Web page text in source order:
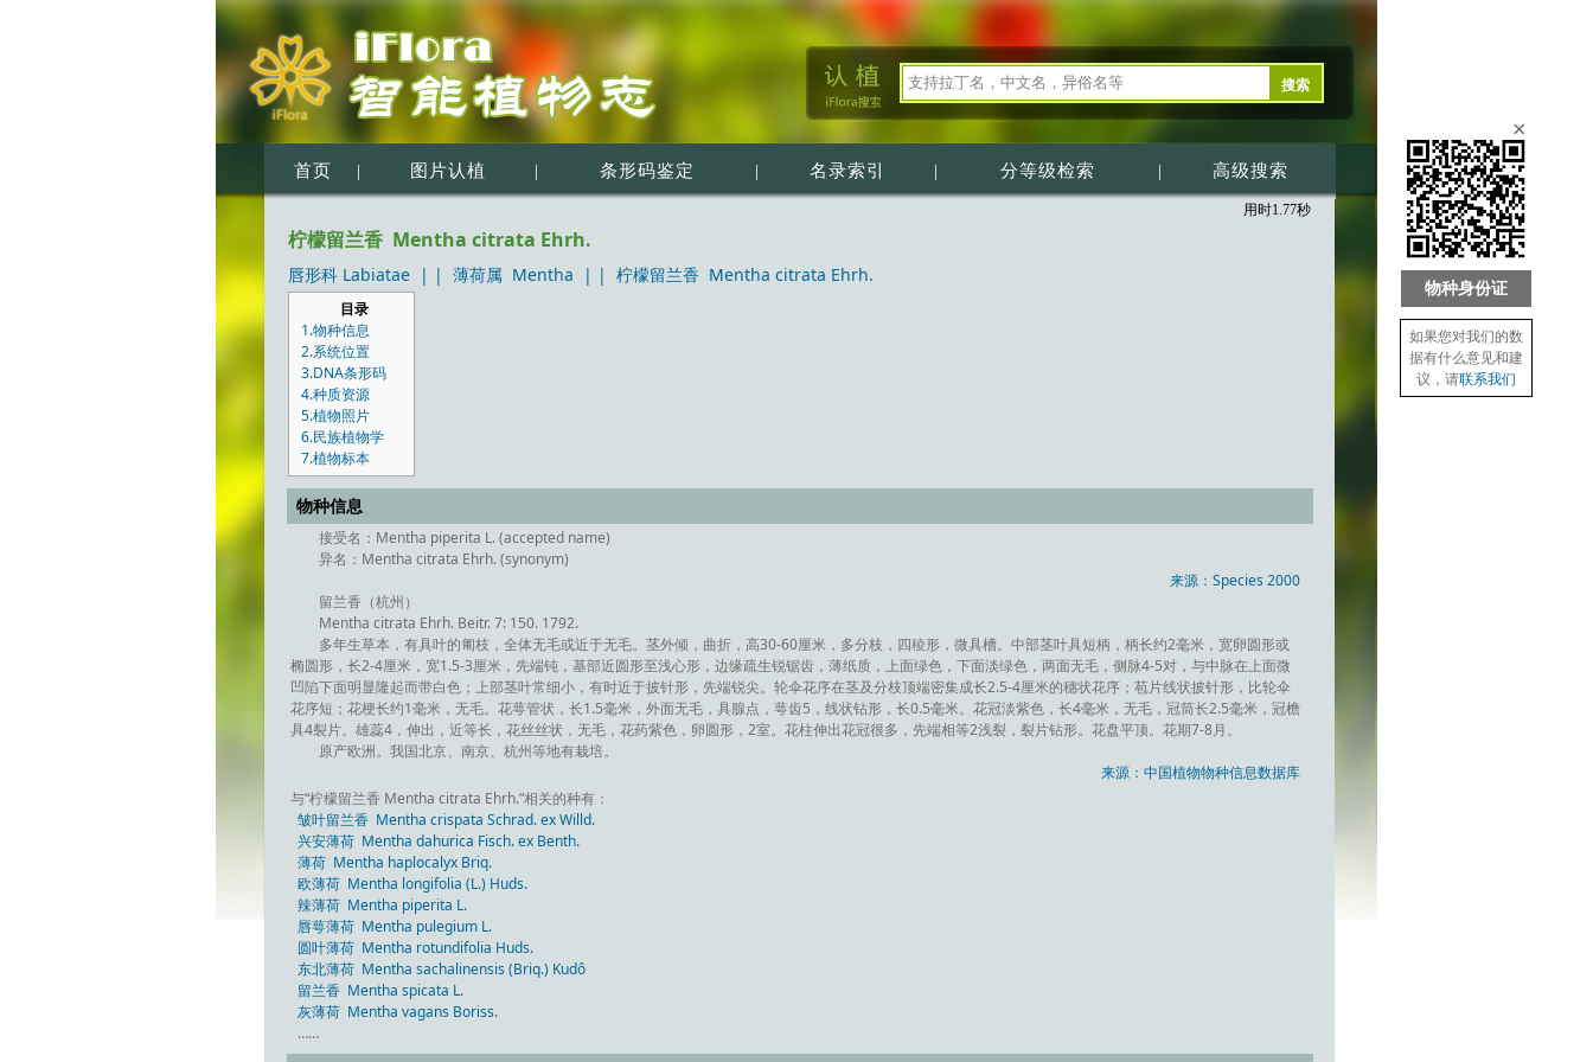
首页 | 图片认植 | 条形码鉴定 | 名录索引 | 分等级检索 | 高级搜索
用时1.77秒
柠檬留兰香 Mentha citrata Ehrh.
唇形科 Labiatae | | 薄荷属 Mentha | | 柠檬留兰香 Mentha citrata Ehrh.
目录
1.物种信息
2.系统位置
3.DNA条形码
4.种质资源
5.植物照片
6.民族植物学
7.植物标本
物种信息
接受名：Mentha piperita L. (accepted name)
异名：Mentha citrata Ehrh. (synonym)
来源：Species 2000
留兰香（杭州）
Mentha citrata Ehrh. Beitr. 7: 150. 1792.
多年生草本，有具叶的匍枝，全体无毛或近于无毛。茎外倾，曲折，高30-60厘米，多分枝，四稜形，微具槽。中部茎叶具短柄，柄长约2毫米，宽卵圆形或
椭圆形，长2-4厘米，宽1.5-3厘米，先端钝，基部近圆形至浅心形，边缘疏生锐锯齿，薄纸质，上面绿色，下面淡绿色，两面无毛，侧脉4-5对，与中脉在上面微
凹陷下面明显隆起而带白色；上部茎叶常细小，有时近于披针形，先端锐尖。轮伞花序在茎及分枝顶端密集成长2.5-4厘米的穗状花序；苞片线状披针形，比轮伞
花序短；花梗长约1毫米，无毛。花萼管状，长1.5毫米，外面无毛，具腺点，萼齿5，线状钻形，长0.5毫米。花冠淡紫色，长4毫米，无毛，冠筒长2.5毫米，冠檐
具4裂片。雄蕊4，伸出，近等长，花丝丝状，无毛，花药紫色，卵圆形，2室。花柱伸出花冠很多，先端相等2浅裂，裂片钻形。花盘平顶。花期7-8月。
原产欧洲。我国北京、南京、杭州等地有栽培。
来源：中国植物物种信息数据库
与“柠檬留兰香 Mentha citrata Ehrh.”相关的种有：
皱叶留兰香 Mentha crispata Schrad. ex Willd.
兴安薄荷 Mentha dahurica Fisch. ex Benth.
薄荷 Mentha haplocalyx Briq.
欧薄荷 Mentha longifolia (L.) Huds.
辣薄荷 Mentha piperita L.
唇萼薄荷 Mentha pulegium L.
圆叶薄荷 Mentha rotundifolia Huds.
东北薄荷 Mentha sachalinensis (Briq.) Kudô
留兰香 Mentha spicata L.
灰薄荷 Mentha vagans Boriss.
……
×
物种身份证
如果您对我们的数
据有什么意见和建
议，请联系我们